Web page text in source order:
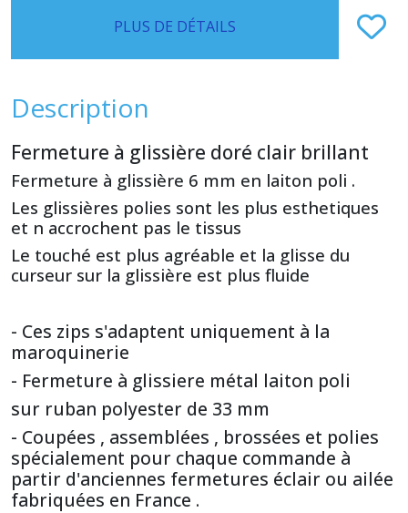
PLUS DE DÉTAILS
Description
Fermeture à glissière doré clair brillant
Fermeture à glissière 6 mm en laiton poli .
Les glissières polies sont les plus esthetiques
et n accrochent pas le tissus
Le touché est plus agréable et la glisse du
curseur sur la glissière est plus fluide
- Ces zips s'adaptent uniquement à la
maroquinerie
- Fermeture à glissiere métal laiton poli
sur ruban polyester de 33 mm
- Coupées , assemblées , brossées et polies
spécialement pour chaque commande à
partir d'anciennes fermetures éclair ou ailée
fabriquées en France .